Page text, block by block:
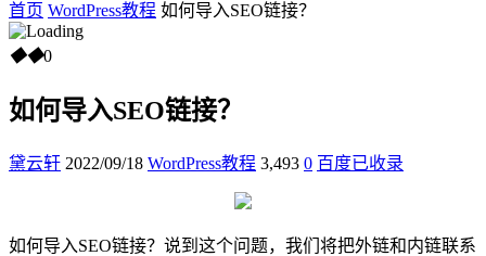
首页 WordPress教程 如何导入SEO链接？
◆◆0
如何导入SEO链接？
黛云轩 2022/09/18 WordPress教程 3,493 0 百度已收录
如何导入SEO链接？说到这个问题，我们将把外链和内链联系